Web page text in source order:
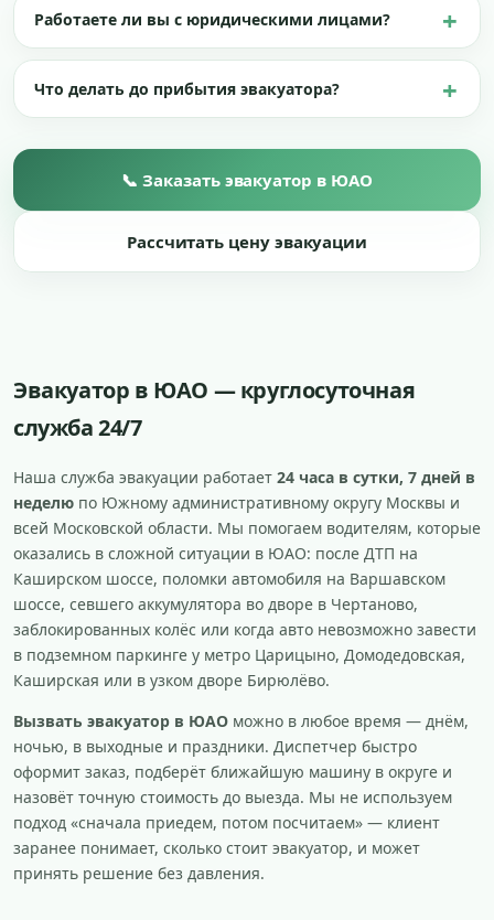
Работаете ли вы с юридическими лицами?
Что делать до прибытия эвакуатора?
📞 Заказать эвакуатор в ЮАО
Рассчитать цену эвакуации
Эвакуатор в ЮАО — круглосуточная
служба 24/7
Наша служба эвакуации работает 24 часа в сутки, 7 дней в
неделю по Южному административному округу Москвы и
всей Московской области. Мы помогаем водителям, которые
оказались в сложной ситуации в ЮАО: после ДТП на
Каширском шоссе, поломки автомобиля на Варшавском
шоссе, севшего аккумулятора во дворе в Чертаново,
заблокированных колёс или когда авто невозможно завести
в подземном паркинге у метро Царицыно, Домодедовская,
Каширская или в узком дворе Бирюлёво.
Вызвать эвакуатор в ЮАО можно в любое время — днём,
ночью, в выходные и праздники. Диспетчер быстро
оформит заказ, подберёт ближайшую машину в округе и
назовёт точную стоимость до выезда. Мы не используем
подход «сначала приедем, потом посчитаем» — клиент
заранее понимает, сколько стоит эвакуатор, и может
принять решение без давления.